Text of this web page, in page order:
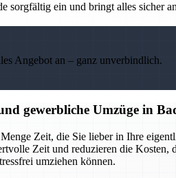
sorgfältig ein und bringt alles sicher
Angebot an – ganz unverbindlich.
gewerbliche Umzüge in
Zeit, die Sie lieber in Ihre
Zeit und reduzieren die Kosten,
umziehen können.